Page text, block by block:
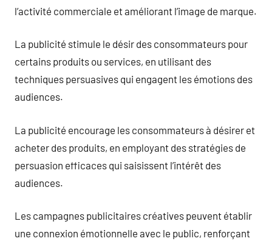
l’activité commerciale et améliorant l’image de marque.
La publicité stimule le désir des consommateurs pour
certains produits ou services, en utilisant des
techniques persuasives qui engagent les émotions des
audiences.
La publicité encourage les consommateurs à désirer et
acheter des produits, en employant des stratégies de
persuasion efficaces qui saisissent l’intérêt des
audiences.
Les campagnes publicitaires créatives peuvent établir
une connexion émotionnelle avec le public, renforçant